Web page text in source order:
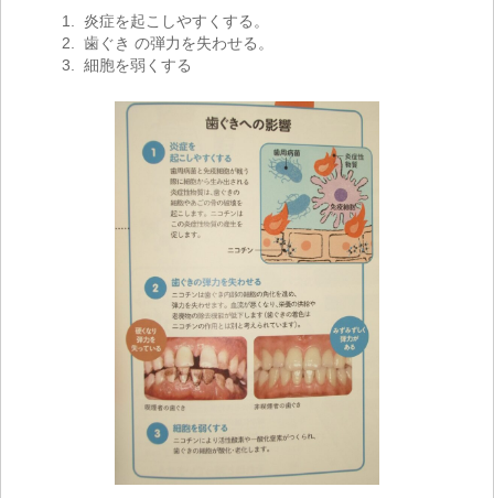
1. 炎症を起こしやすくする。
2. 歯ぐき の弾力を失わせる。
3. 細胞を弱くする